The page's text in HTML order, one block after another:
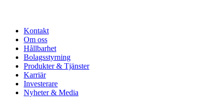
Kontakt
Om oss
Hållbarhet
Bolagsstyrning
Produkter & Tjänster
Karriär
Investerare
Nyheter & Media